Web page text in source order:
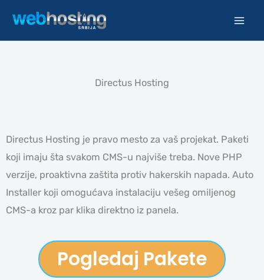
sadržaj
Directus Hosting
Directus Hosting je pravo mesto za vaš projekat. Paketi
koji imaju šta svakom CMS-u najviše treba. Nove PHP
verzije, proaktivna zaštita protiv hakerskih napada. Auto
Installer koji omogućava instalaciju vešeg omiljenog
CMS-a kroz par klika direktno iz panela.
Pogledaj Pakete